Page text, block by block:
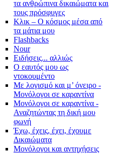
τα ανθρώπινα δικαιώματα και
τους πρόσφυγες
Κλικ – Ο κόσμος μέσα από
τα μάτια μου
Flashbacks
Nour
Ειδήσεις... αλλιώς
Ο εαυτός μου ως
ντοκουμέντο
Με λογισμό και μ’ όνειρο -
Μονόλογοι σε καραντίνα
Μονόλογοι σε καραντίνα -
Αναζητώντας τη δική μου
φωνή
Έχω, έχεις, έχει, έχουμε
Δικαιώματα
Μονόλογοι και αντηχήσεις